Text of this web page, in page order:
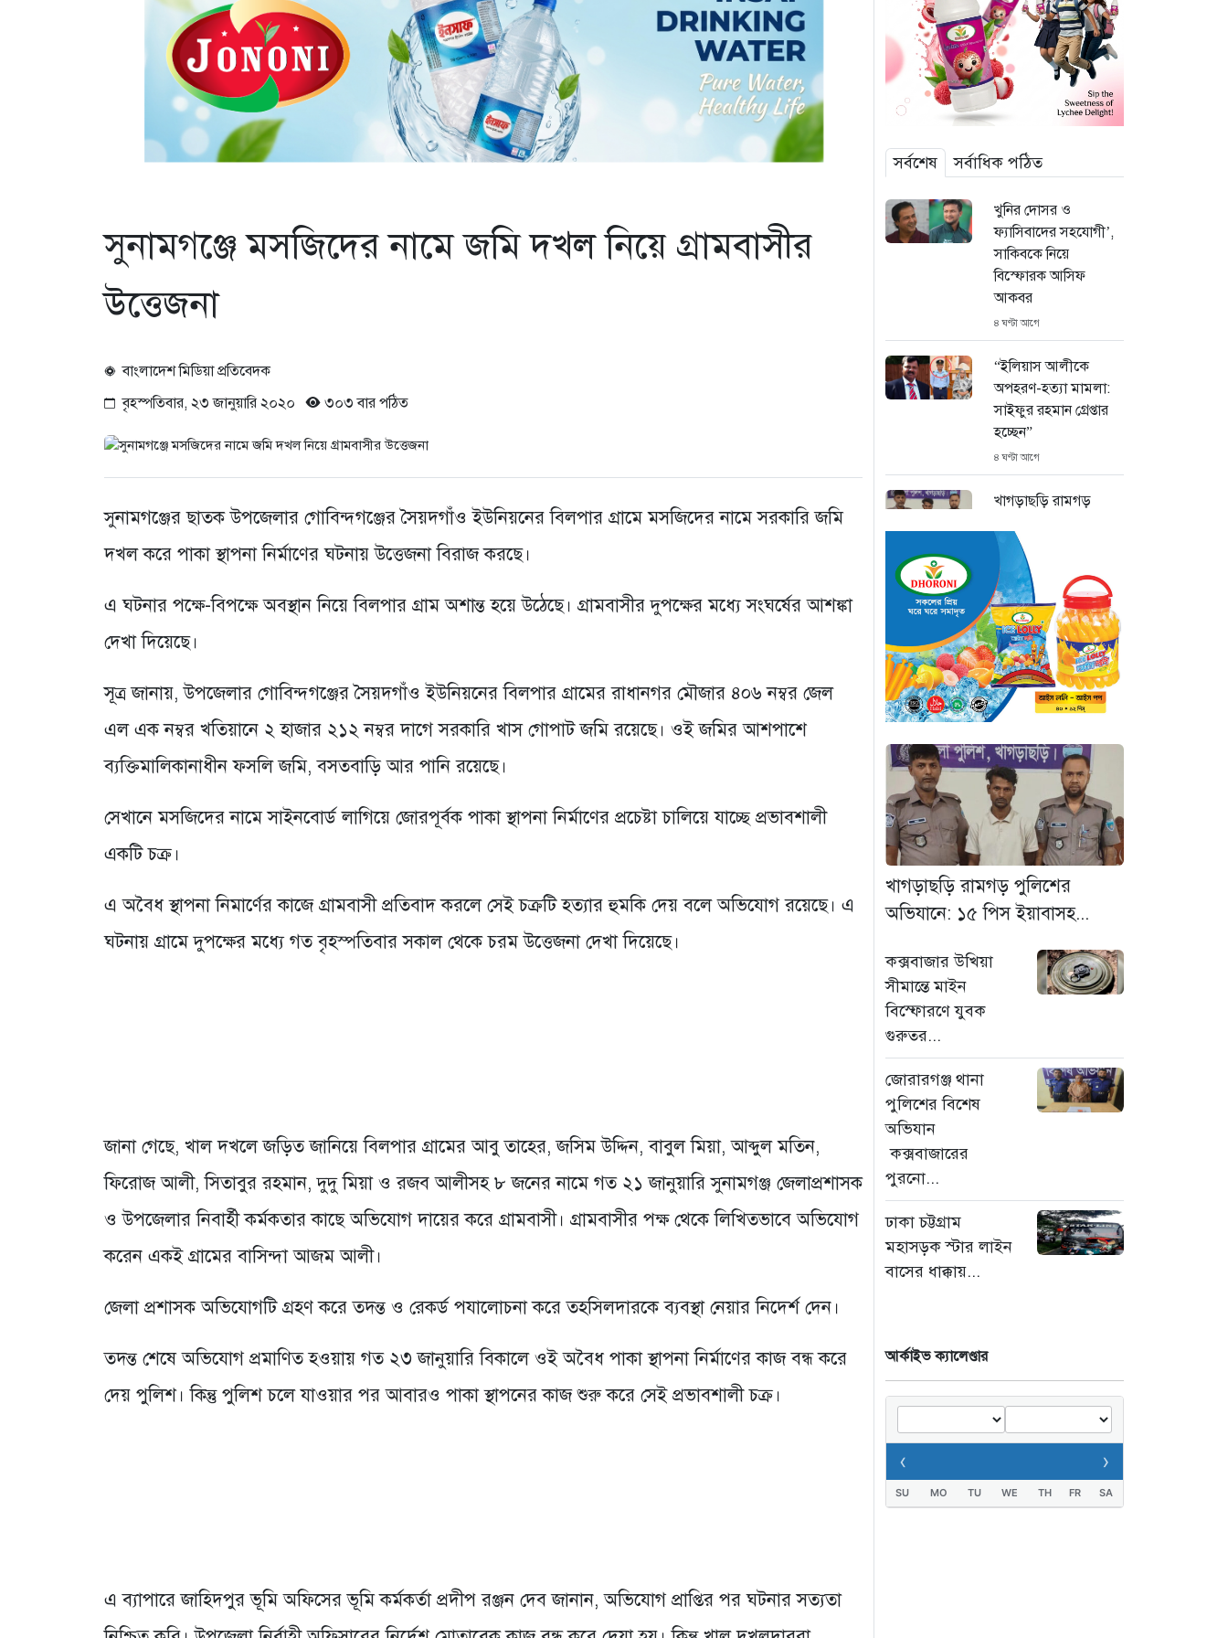
সুনামগঞ্জে মসজিদের নামে জমি দখল নিয়ে গ্রামবাসীর
উত্তেজনা
বাংলাদেশ মিডিয়া প্রতিবেদক
বৃহস্পতিবার, ২৩ জানুয়ারি ২০২০
৩০৩ বার পঠিত
সুনামগঞ্জের ছাতক উপজেলার গোবিন্দগঞ্জের সৈয়দগাঁও ইউনিয়নের বিলপার গ্রামে মসজিদের নামে সরকারি জমি
দখল করে পাকা স্থাপনা নির্মাণের ঘটনায় উত্তেজনা বিরাজ করছে।
এ ঘটনার পক্ষে-বিপক্ষে অবস্থান নিয়ে বিলপার গ্রাম অশান্ত হয়ে উঠেছে। গ্রামবাসীর দুপক্ষের মধ্যে সংঘর্ষের আশঙ্কা
দেখা দিয়েছে।
সূত্র জানায়, উপজেলার গোবিন্দগঞ্জের সৈয়দগাঁও ইউনিয়নের বিলপার গ্রামের রাধানগর মৌজার ৪০৬ নম্বর জেল
এল এক নম্বর খতিয়ানে ২ হাজার ২১২ নম্বর দাগে সরকারি খাস গোপাট জমি রয়েছে। ওই জমির আশপাশে
ব্যক্তিমালিকানাধীন ফসলি জমি, বসতবাড়ি আর পানি রয়েছে।
সেখানে মসজিদের নামে সাইনবোর্ড লাগিয়ে জোরপূর্বক পাকা স্থাপনা নির্মাণের প্রচেষ্টা চালিয়ে যাচ্ছে প্রভাবশালী
একটি চক্র।
এ অবৈধ স্থাপনা নিমার্ণের কাজে গ্রামবাসী প্রতিবাদ করলে সেই চক্রটি হত্যার হুমকি দেয় বলে অভিযোগ রয়েছে। এ
ঘটনায় গ্রামে দুপক্ষের মধ্যে গত বৃহস্পতিবার সকাল থেকে চরম উত্তেজনা দেখা দিয়েছে।
জানা গেছে, খাল দখলে জড়িত জানিয়ে বিলপার গ্রামের আবু তাহের, জসিম উদ্দিন, বাবুল মিয়া, আব্দুল মতিন,
ফিরোজ আলী, সিতাবুর রহমান, দুদু মিয়া ও রজব আলীসহ ৮ জনের নামে গত ২১ জানুয়ারি সুনামগঞ্জ জেলাপ্রশাসক
ও উপজেলার নিবার্হী কর্মকতার কাছে অভিযোগ দায়ের করে গ্রামবাসী। গ্রামবাসীর পক্ষ থেকে লিখিতভাবে অভিযোগ
করেন একই গ্রামের বাসিন্দা আজম আলী।
জেলা প্রশাসক অভিযোগটি গ্রহণ করে তদন্ত ও রেকর্ড পযালোচনা করে তহসিলদারকে ব্যবস্থা নেয়ার নিদের্শ দেন।
তদন্ত শেষে অভিযোগ প্রমাণিত হওয়ায় গত ২৩ জানুয়ারি বিকালে ওই অবৈধ পাকা স্থাপনা নির্মাণের কাজ বন্ধ করে
দেয় পুলিশ। কিন্তু পুলিশ চলে যাওয়ার পর আবারও পাকা স্থাপনের কাজ শুরু করে সেই প্রভাবশালী চক্র।
এ ব্যাপারে জাহিদপুর ভূমি অফিসের ভূমি কর্মকর্তা প্রদীপ রঞ্জন দেব জানান, অভিযোগ প্রাপ্তির পর ঘটনার সত্যতা
সর্বশেষ সর্বাধিক পঠিত
খুনির দোসর ও
ফ্যাসিবাদের সহযোগী’,
সাকিবকে নিয়ে
বিস্ফোরক আসিফ
আকবর
৪ ঘণ্টা আগে
“ইলিয়াস আলীকে
অপহরণ-হত্যা মামলা:
সাইফুর রহমান গ্রেপ্তার
হচ্ছেন”
৪ ঘণ্টা আগে
খাগড়াছড়ি রামগড়
পিস ইয়াবাসহ যুবক
গ্রেপ্তার
৪ ঘণ্টা আগে
কক্সবাজার উখিয়া
সীমান্তে মাইন
বিস্ফোরণে যুবক গুরুতর
আহত
জোরারগঞ্জ থানা
পুলিশের বিশেষ অভিযান
কক্সবাজারের পুরনো
মাদক কারবারি গ্রেফতার
৪ ঘণ্টা আগে
ঢাকা চট্টগ্রাম মহাসড়ক
স্টার লাইন বাসের ধাক্কায়
অটোরিকশা চালক নিহত
৮৫ জন
৮ ঘণ্টা আগে
প্রধানমন্ত্রী: সমন্বিত
উদ্যোগের তাগিদ
৮ ঘণ্টা আগে
খাগড়াছড়ি রামগড় পুলিশের
অভিযানে: ১৫ পিস ইয়াবাসহ...
কক্সবাজার উখিয়া
সীমান্তে মাইন
বিস্ফোরণে যুবক
গুরুতর...
জোরারগঞ্জ থানা
পুলিশের বিশেষ
অভিযান
কক্সবাজারের
পুরনো...
ঢাকা চট্টগ্রাম
মহাসড়ক স্টার লাইন
বাসের ধাক্কায়...
আর্কাইভ ক্যালেণ্ডার
‹ ›
SU MO TU WE TH FR SA